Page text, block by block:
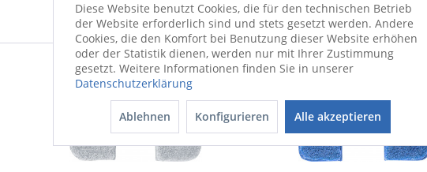
Diese Website benutzt Cookies, die für den technischen Betrieb
der Website erforderlich sind und stets gesetzt werden. Andere
Cookies, die den Komfort bei Benutzung dieser Website erhöhen
oder der Statistik dienen, werden nur mit Ihrer Zustimmung
gesetzt. Weitere Informationen finden Sie in unserer
Datenschutzerklärung
Ablehnen Konfigurieren Alle akzeptieren